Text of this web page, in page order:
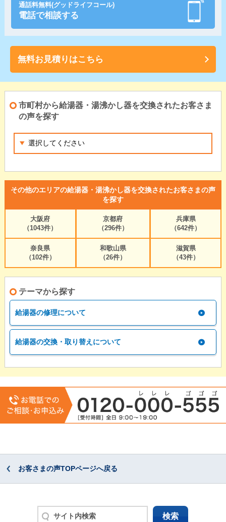
通話料無料(グッドライフコール)
電話で相談する
無料お見積りはこちら
市町村から給湯器・湯沸かし器を交換されたお客さま
の声を探す
その他のエリアの給湯器・湯沸かし器を交換されたお客さまの声
を探す
大阪府
（1043件）
京都府
（296件）
兵庫県
（642件）
奈良県
（102件）
和歌山県
（26件）
滋賀県
（43件）
テーマから探す
給湯器の修理について
給湯器の交換・取り替えについて
お客さまの声TOPページへ戻る